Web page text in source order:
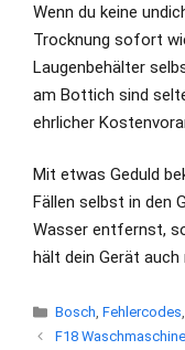
Wenn du keine
Trocknung sofort
Laugenbehälter
am Bottich sind
ehrlicher
Mit etwas Geduld
Fällen selbst in den
Wasser entfernst,
hält dein Gerät
Kategorien
Bosch ,Fehlercodes
F18